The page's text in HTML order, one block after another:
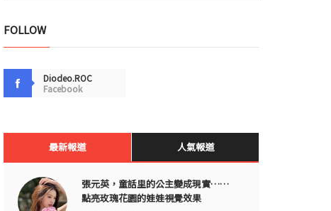
FOLLOW
Diodeo.ROC
Facebook
最新報道 人氣報道
張元英，童話里的公主變成現實……
點亮玫瑰花園的娃娃視覺效果